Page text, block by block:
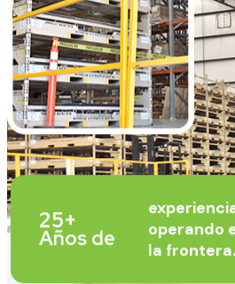
25+
Años de
operando
la frontera.